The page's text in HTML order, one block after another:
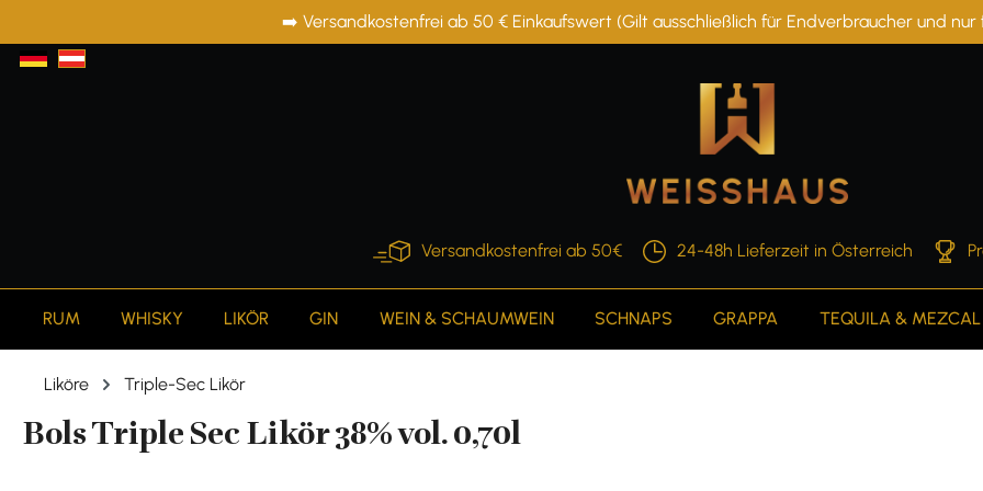
Zur Hauptnavigation springen➡️ Versandkostenfrei ab 50 € Einkaufswert (Gilt ausschließlich für Endverbraucher und
Versandkostenfrei ab 50€ 24-48h Lieferzeit in Österreich
RUM WHISKY LIKÖR GIN WEIN & SCHAUMWEIN SCHNAPS GRAPPA TEQUILA & MEZCAL
Liköre Triple-Sec Likör
Bols Triple Sec Likör 38% vol. 0,70l